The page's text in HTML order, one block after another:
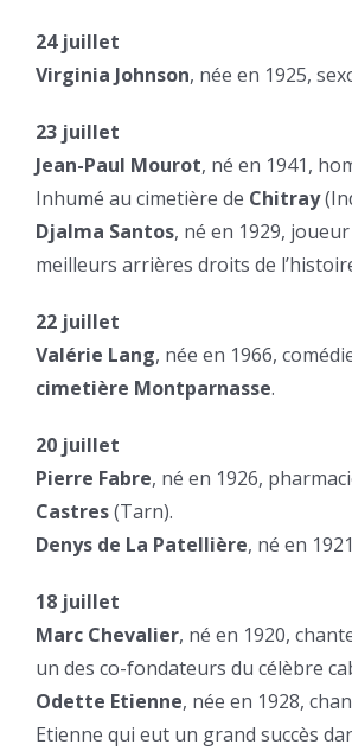
24 juillet
Virginia Johnson, née en 1925,
23 juillet
Jean-Paul Mourot, né en 1941,
Inhumé au cimetière de Chitray
Djalma Santos, né en 1929,
meilleurs arrières droits de
22 juillet
Valérie Lang, née en 1966,
cimetière Montparnasse.
20 juillet
Pierre Fabre, né en 1926,
Castres(Tarn).
Denys de La Patellière, né en
18 juillet
Marc Chevalier, né en 1920,
un des co-fondateurs du célèbre
Odette Etienne, née en 1928,
Etienne qui eut un grand succès